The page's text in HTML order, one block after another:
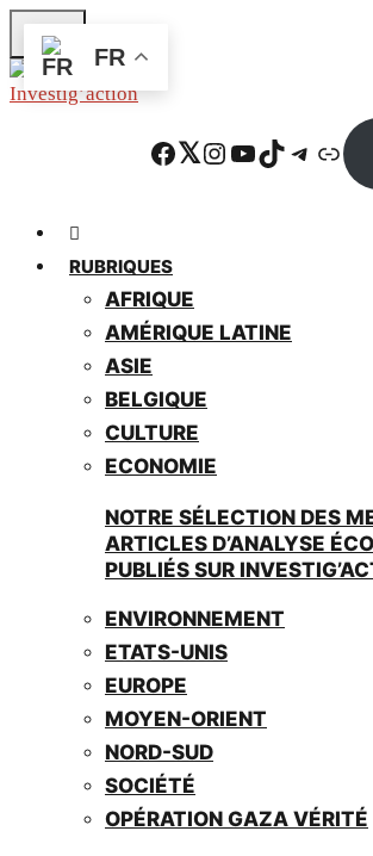
Skip
to
main
Facebook Twitter Instagram YouTube TikTok Telegram Lien
RUBRIQUES
AFRIQUE
AMÉRIQUE LATINE
ASIE
BELGIQUE
CULTURE
ECONOMIE
NOTRE SÉLECTION DES
ARTICLES D’ANALYSE
PUBLIÉS SUR
ENVIRONNEMENT
ETATS-UNIS
EUROPE
MOYEN-ORIENT
NORD-SUD
SOCIÉTÉ
OPÉRATION GAZA VÉRITÉ
FR